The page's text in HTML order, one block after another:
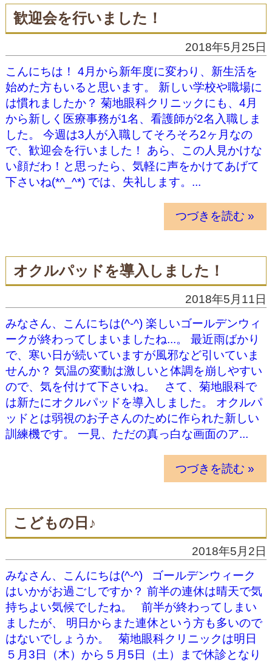
歓迎会を行いました！
2018年5月25日
こんにちは！ 4月から新年度に変わり、新生活を
始めた方もいると思います。 新しい学校や職場に
は慣れましたか？ 菊地眼科クリニックにも、4月
から新しく医療事務が1名、看護師が2名入職しま
した。 今週は3人が入職してそろそろ2ヶ月なの
で、歓迎会を行いました！ あら、この人見かけな
い顔だわ！と思ったら、気軽に声をかけてあげて
下さいね(*^_^*) では、失礼します。...
つづきを読む »
オクルパッドを導入しました！
2018年5月11日
みなさん、こんにちは(^-^) 楽しいゴールデンウィ
ークが終わってしまいましたね...。 最近雨ばかり
で、寒い日が続いていますが風邪など引いていま
せんか？ 気温の変動は激しいと体調を崩しやすい
ので、気を付けて下さいね。 さて、菊地眼科で
は新たにオクルパッドを導入しました。 オクルパ
ッドとは弱視のお子さんのために作られた新しい
訓練機です。 一見、ただの真っ白な画面のア...
つづきを読む »
こどもの日♪
2018年5月2日
みなさん、こんにちは(^-^) ゴールデンウィーク
はいかがお過ごしですか？ 前半の連休は晴天で気
持ちよい気候でしたね。 前半が終わってしまい
ましたが、 明日からまた連休という方も多いので
はないでしょうか。 菊地眼科クリニックは明日
５月3日（木）から５月5日（土）まで休診となり